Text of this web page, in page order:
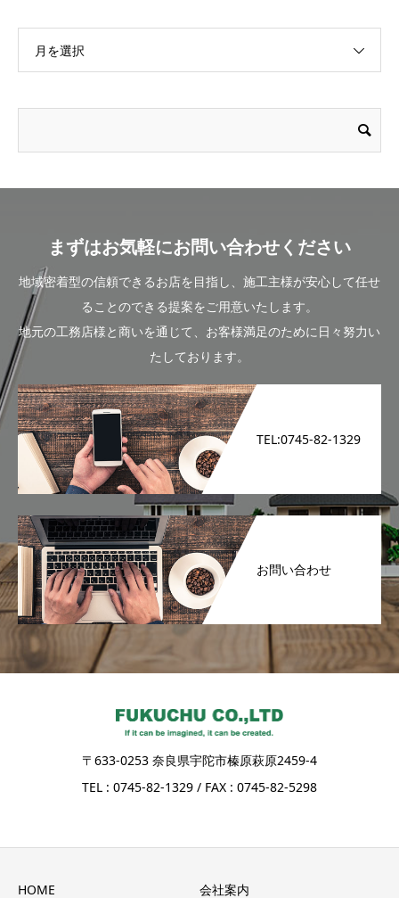
月を選択
まずはお気軽にお問い合わせください
地域密着型の信頼できるお店を目指し、施工主様が安心して任せ
ることのできる提案をご用意いたします。
地元の工務店様と商いを通じて、お客様満足のために日々努力い
たしております。
TEL:0745-82-1329
お問い合わせ
〒633-0253 奈良県宇陀市榛原萩原2459-4
TEL : 0745-82-1329 / FAX : 0745-82-5298
HOME 会社案内